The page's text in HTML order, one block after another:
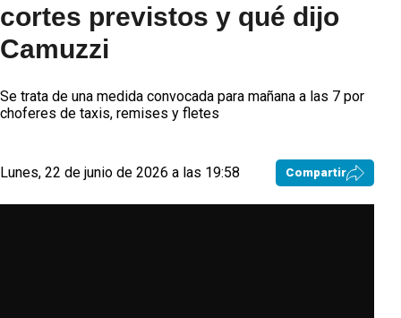
cortes previstos y qué dijo
Camuzzi
Se trata de una medida convocada para mañana a las 7 por
choferes de taxis, remises y fletes
Lunes, 22 de junio de 2026 a las 19:58 Compartir